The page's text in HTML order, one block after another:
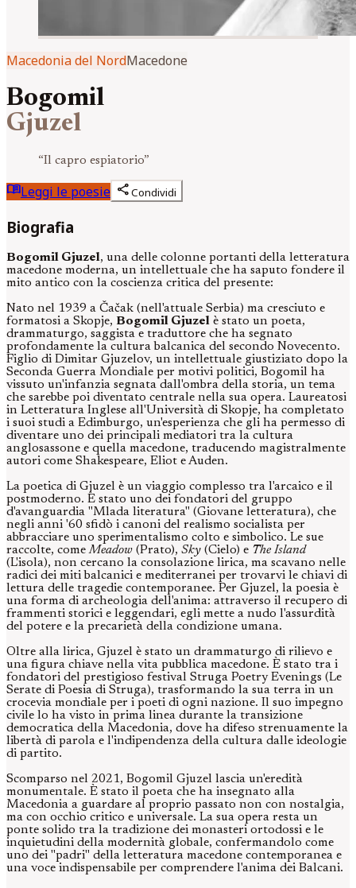
Macedonia del NordMacedone
Bogomil
Gjuzel
“Il capro espiatorio”
menu_bookLeggi le poesie shareCondividi
Biografia
Bogomil Gjuzel, una delle colonne portanti della letteratura
macedone moderna, un intellettuale che ha saputo fondere il
mito antico con la coscienza critica del presente:
Nato nel 1939 a Čačak (nell'attuale Serbia) ma cresciuto e
formatosi a Skopje, Bogomil Gjuzel è stato un poeta,
drammaturgo, saggista e traduttore che ha segnato
profondamente la cultura balcanica del secondo Novecento.
Figlio di Dimitar Gjuzelov, un intellettuale giustiziato dopo la
Seconda Guerra Mondiale per motivi politici, Bogomil ha
vissuto un'infanzia segnata dall'ombra della storia, un tema
che sarebbe poi diventato centrale nella sua opera. Laureatosi
in Letteratura Inglese all'Università di Skopje, ha completato
i suoi studi a Edimburgo, un'esperienza che gli ha permesso di
diventare uno dei principali mediatori tra la cultura
anglosassone e quella macedone, traducendo magistralmente
autori come Shakespeare, Eliot e Auden.
La poetica di Gjuzel è un viaggio complesso tra l'arcaico e il
postmoderno. È stato uno dei fondatori del gruppo
d'avanguardia "Mlada literatura" (Giovane letteratura), che
negli anni '60 sfidò i canoni del realismo socialista per
abbracciare uno sperimentalismo colto e simbolico. Le sue
raccolte, comeMeadow (Prato), Sky (Cielo) e The Island
(L'isola), non cercano la consolazione lirica, ma scavano nelle
radici dei miti balcanici e mediterranei per trovarvi le chiavi di
lettura delle tragedie contemporanee. Per Gjuzel, la poesia è
una forma di archeologia dell'anima: attraverso il recupero di
frammenti storici e leggendari, egli mette a nudo l'assurdità
del potere e la precarietà della condizione umana.
Oltre alla lirica, Gjuzel è stato un drammaturgo di rilievo e
una figura chiave nella vita pubblica macedone. È stato tra i
fondatori del prestigioso festival Struga Poetry Evenings (Le
Serate di Poesia di Struga), trasformando la sua terra in un
crocevia mondiale per i poeti di ogni nazione. Il suo impegno
civile lo ha visto in prima linea durante la transizione
democratica della Macedonia, dove ha difeso strenuamente la
libertà di parola e l'indipendenza della cultura dalle ideologie
di partito.
Scomparso nel 2021, Bogomil Gjuzel lascia un'eredità
monumentale. È stato il poeta che ha insegnato alla
Macedonia a guardare al proprio passato non con nostalgia,
ma con occhio critico e universale. La sua opera resta un
ponte solido tra la tradizione dei monasteri ortodossi e le
inquietudini della modernità globale, confermandolo come
uno dei "padri" della letteratura macedone contemporanea e
una voce indispensabile per comprendere l'anima dei Balcani.